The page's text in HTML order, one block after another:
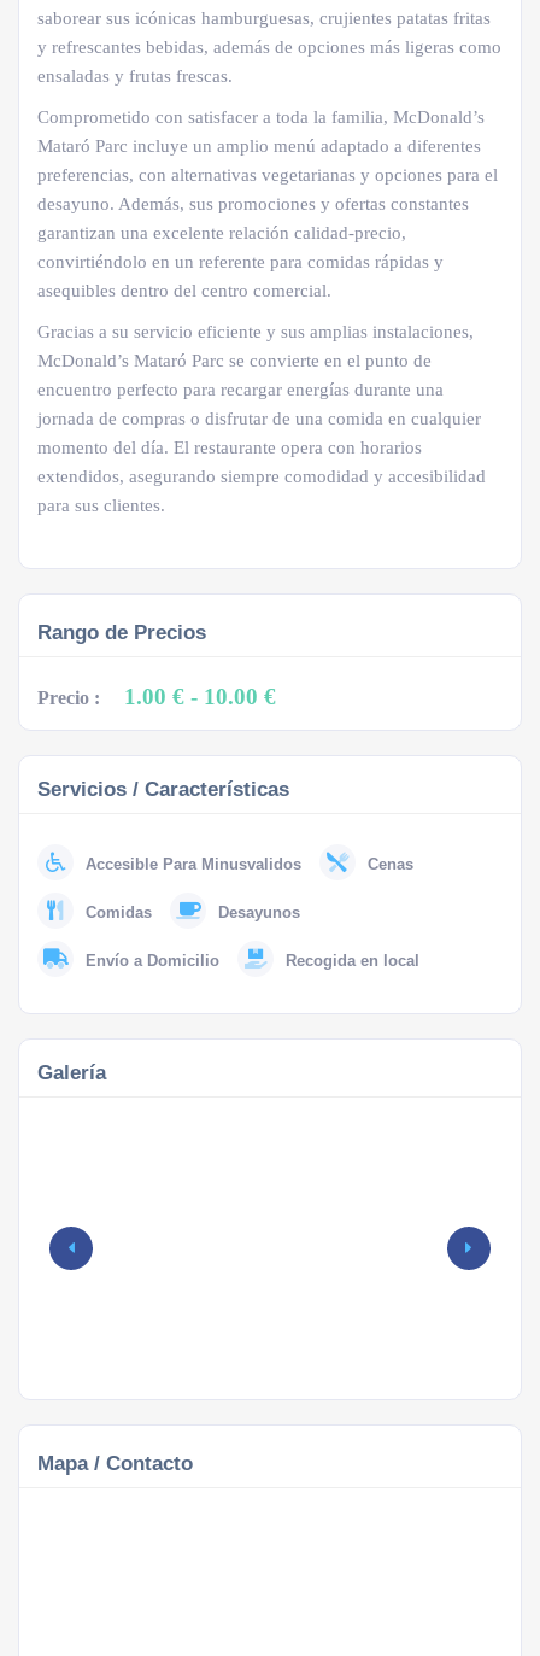
saborear sus icónicas hamburguesas, crujientes patatas fritas
y refrescantes bebidas, además de opciones más ligeras como
ensaladas y frutas frescas.
Comprometido con satisfacer a toda la familia, McDonald’s
Mataró Parc incluye un amplio menú adaptado a diferentes
preferencias, con alternativas vegetarianas y opciones para el
desayuno. Además, sus promociones y ofertas constantes
garantizan una excelente relación calidad-precio,
convirtiéndolo en un referente para comidas rápidas y
asequibles dentro del centro comercial.
Gracias a su servicio eficiente y sus amplias instalaciones,
McDonald’s Mataró Parc se convierte en el punto de
encuentro perfecto para recargar energías durante una
jornada de compras o disfrutar de una comida en cualquier
momento del día. El restaurante opera con horarios
extendidos, asegurando siempre comodidad y accesibilidad
para sus clientes.
Rango de Precios
Precio : 1.00 € - 10.00 €
Servicios / Características
Accesible Para Minusvalidos Cenas
Comidas Desayunos
Envío a Domicilio Recogida en local
Galería
Mapa / Contacto